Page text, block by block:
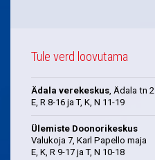
Tule verd loovutama
Ädala verekeskus, Ädala tn 2
E, R 8-16 ja T, K, N 11-19
Ülemiste Doonorikeskus
Valukoja 7, Karl Papello maja
E, K, R 9-17 ja T, N 10-18